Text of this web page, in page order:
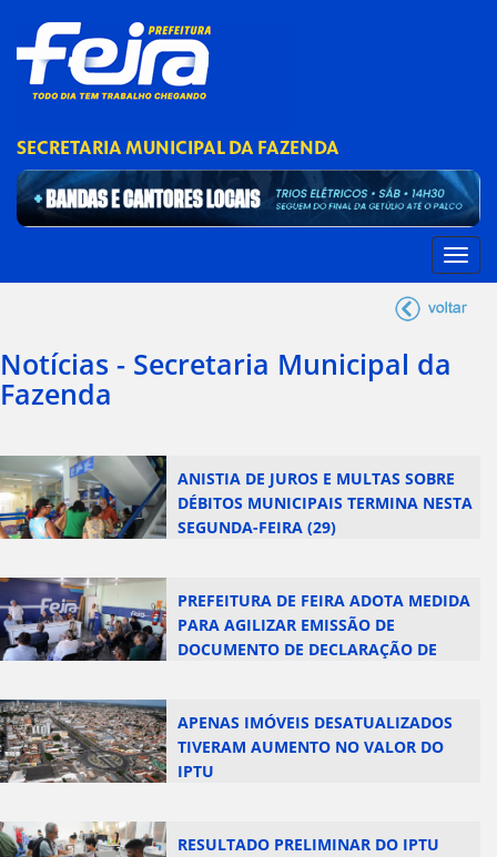
SECRETARIA MUNICIPAL DA FAZENDA
Notícias - Secretaria Municipal da
Fazenda
ANISTIA DE JUROS E MULTAS SOBRE
DÉBITOS MUNICIPAIS TERMINA NESTA
SEGUNDA-FEIRA (29)
PREFEITURA DE FEIRA ADOTA MEDIDA
PARA AGILIZAR EMISSÃO DE
DOCUMENTO DE DECLARAÇÃO DE
APENAS IMÓVEIS DESATUALIZADOS
TIVERAM AUMENTO NO VALOR DO
IPTU
RESULTADO PRELIMINAR DO IPTU